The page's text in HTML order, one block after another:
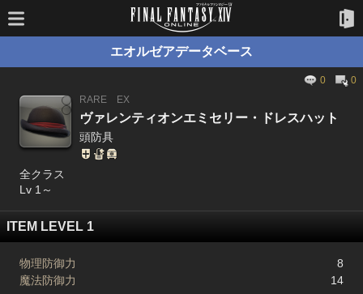
エオルゼアデータベース
0
0
RARE
EX
ヴァレンティオンエミセリー・ドレスハット
頭防具
全クラス
Lv 1～
ITEM LEVEL 1
物理防御力
8
魔法防御力
14